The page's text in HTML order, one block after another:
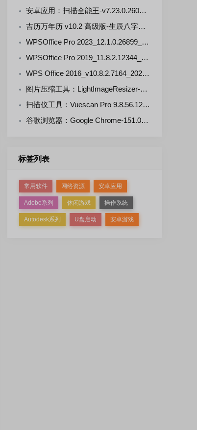
安卓应用：扫描全能王-v7.23.0.2607290000-VIP 解锁版
吉历万年历 v10.2 高级版-生辰八字，择日禁忌，运势财运
WPSOffice Pro 2023_12.1.0.26899_20260806 雨糖科技特别版
WPSOffice Pro 2019_11.8.2.12344_20260806 雨糖科技特别版
WPS Office 2016_v10.8.2.7164_20260806 雨糖科技特别版
图片压缩工具：LightImageResizer-v7.6.5.176 绿色版
扫描仪工具：Vuescan Pro 9.8.56.12 中文绿色便携版
谷歌浏览器：Google Chrome-151.0.7922.109 官方正式版+便携增强版
标签列表
常用软件 网络资源 安卓应用
Adobe系列 休闲游戏 操作系统
Autodesk系列 U盘启动 安卓游戏